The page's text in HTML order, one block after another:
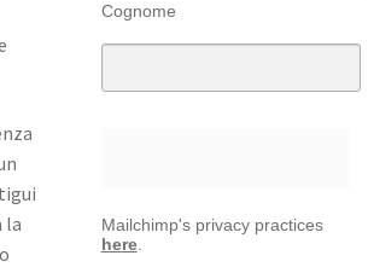
la
Cognome
Mailchimp's privacy practices
here.